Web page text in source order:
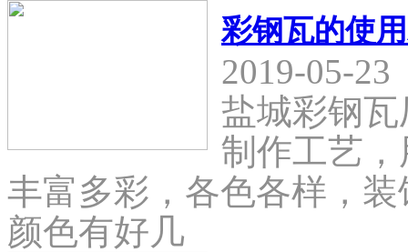
彩钢瓦的使
2019-05-23
盐城彩钢
制作工艺
丰富多彩，各色各样，
颜色有好几